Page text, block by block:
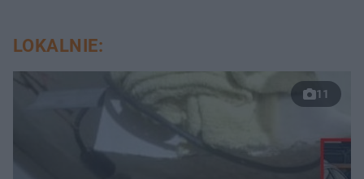
LOKALNIE:
11